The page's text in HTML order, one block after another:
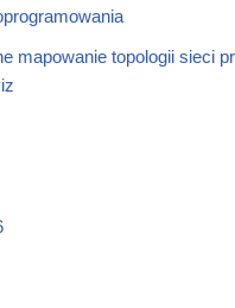
mapowanie topologii sieci